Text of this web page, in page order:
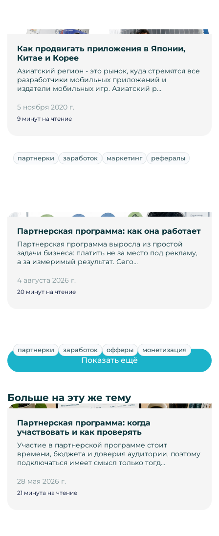
Как продвигать приложения в Японии,
Китае и Корее
Азиатский регион - это рынок, куда стремятся все
разработчики мобильных приложений и
издатели мобильных игр. Азиатский р…
5 ноября 2020 г.
9 минут на чтение
партнерки заработок маркетинг рефералы
Партнерская программа: как она работает
Партнерская программа выросла из простой
задачи бизнеса: платить не за место под рекламу,
а за измеримый результат. Сего…
4 августа 2026 г.
20 минут на чтение
партнерки заработок офферы монетизация
Партнерская программа: когда
участвовать и как проверять
Участие в партнерской программе стоит
времени, бюджета и доверия аудитории, поэтому
подключаться имеет смысл только тогд…
28 мая 2026 г.
21 минута на чтение
Показать ещё
Больше на эту же тему